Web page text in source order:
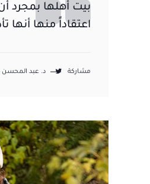
بيت أهلها بمجرد
اعتقاداً منها أنها
مشاركة د. عبد المحسن